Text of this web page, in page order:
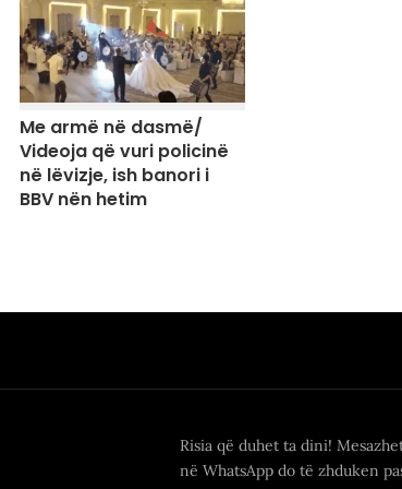
Me armë në dasmë/
Videoja që vuri policinë
në lëvizje, ish banori i
BBV nën hetim
Risia që duhet ta dini!
në WhatsApp do të zhduken